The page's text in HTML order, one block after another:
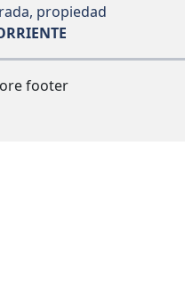
propiedad